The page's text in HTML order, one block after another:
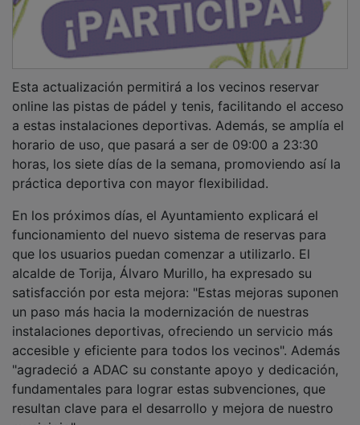
online las pistas de pádel y tenis, facilitando el acceso
a estas instalaciones deportivas. Además, se amplía el
horario de uso, que pasará a ser de 09:00 a 23:30
horas, los siete días de la semana, promoviendo así la
práctica deportiva con mayor flexibilidad.
funcionamiento del nuevo sistema de reservas para
que los usuarios puedan comenzar a utilizarlo. El
alcalde de Torija, Álvaro Murillo, ha expresado su
satisfacción por esta mejora: "Estas mejoras suponen
un paso más hacia la modernización de nuestras
instalaciones deportivas, ofreciendo un servicio más
accesible y eficiente para todos los vecinos". Además
"agradeció a ADAC su constante apoyo y dedicación,
fundamentales para lograr estas subvenciones, que
resultan clave para el desarrollo y mejora de nuestro
municipio".